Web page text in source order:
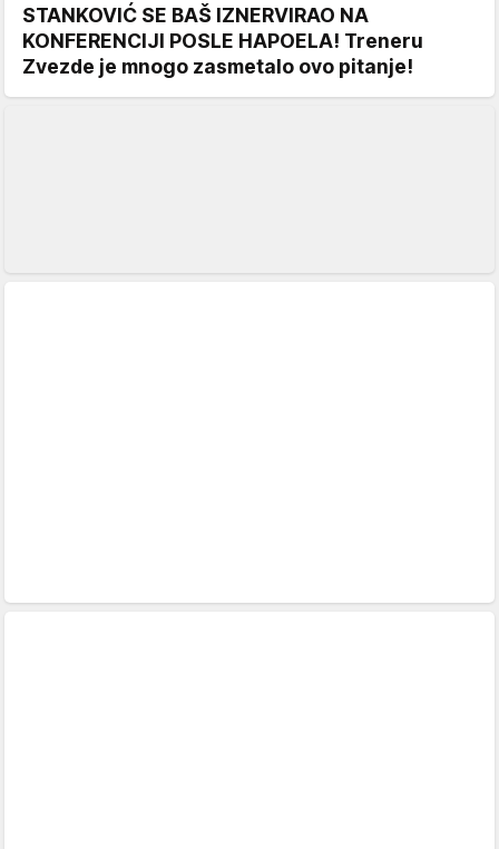
STANKOVIĆ SE BAŠ IZNERVIRAO NA
KONFERENCIJI POSLE HAPOELA! Treneru
Zvezde je mnogo zasmetalo ovo pitanje!